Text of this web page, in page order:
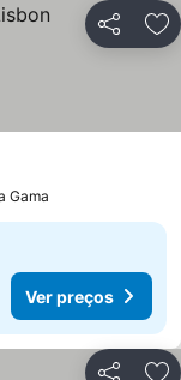
Partilhar
Gama
Ver preços